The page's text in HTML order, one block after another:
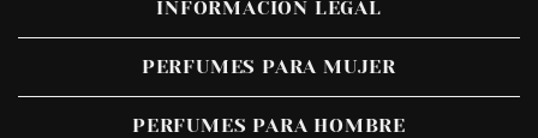
INFORMACIÓN LEGAL
PERFUMES PARA MUJER
PERFUMES PARA HOMBRE